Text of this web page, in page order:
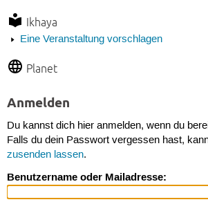
Ikhaya
Eine Veranstaltung vorschlagen
Planet
Anmelden
Du kannst dich hier anmelden, wenn du
Falls du dein Passwort vergessen hast,
zusenden lassen.
Benutzername oder Mailadresse: